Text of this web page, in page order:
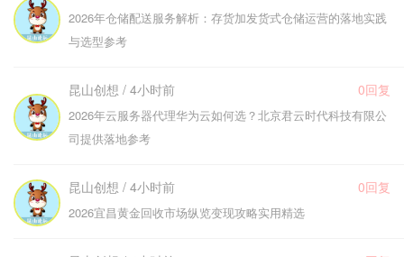
2026年仓储配送服务解析：存货加发货式仓储运营的落地实践
与选型参考
昆山创想 / 4小时前 0回复
2026年云服务器代理华为云如何选？北京君云时代科技有限公
司提供落地参考
昆山创想 / 4小时前 0回复
2026宜昌黄金回收市场纵览变现攻略实用精选